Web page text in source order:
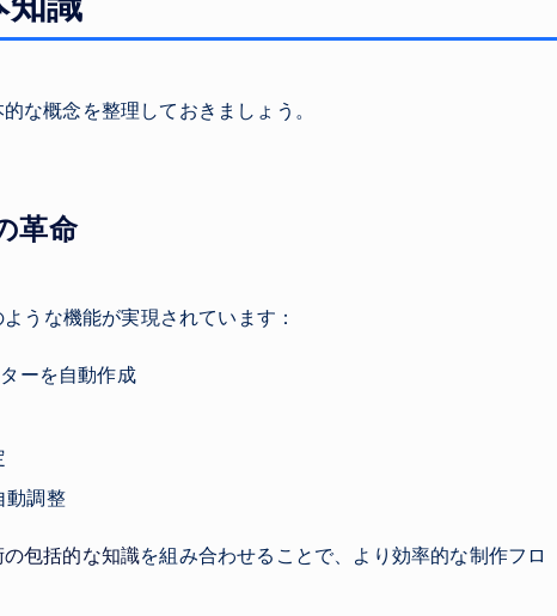
な概念を整理しておきましょう。
革命
うな機能が実現されています：
ーを自動作成
動調整
包括的な知識を組み合わせることで、より効率的な制作フロ